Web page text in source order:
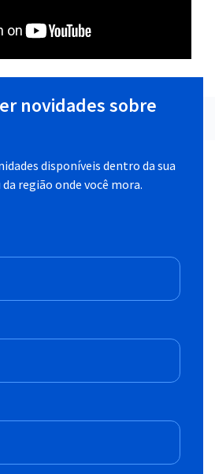
novidades sobre
disponíveis dentro da sua
região onde você mora.